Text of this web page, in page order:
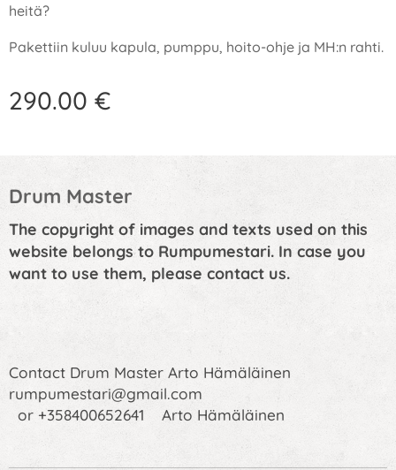
heitä?
Pakettiin kuluu kapula, pumppu, hoito-ohje ja MH:n rahti.
290.00 €
Drum Master
The copyright of images and texts used on this
website belongs to Rumpumestari. In case you
want to use them, please contact us.
Contact Drum Master Arto Hämäläinen
rumpumestari@gmail.com
or +358400652641 Arto Hämäläinen